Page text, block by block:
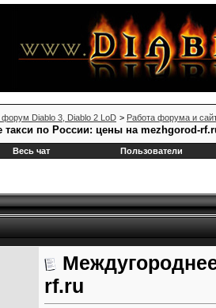
Diablo 3, Diablo 2 LoD > Работа форума и
такси по России: цены на mezhgorod-
Весь чат Пользователи
rf.ru